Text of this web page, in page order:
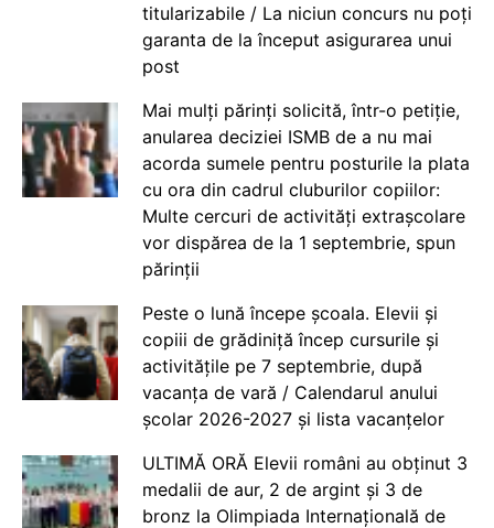
titularizabile / La niciun concurs nu poți
garanta de la început asigurarea unui
post
Mai mulți părinți solicită, într-o petiție,
anularea deciziei ISMB de a nu mai
acorda sumele pentru posturile la plata
cu ora din cadrul cluburilor copiilor:
Multe cercuri de activități extrașcolare
vor dispărea de la 1 septembrie, spun
părinții
Peste o lună începe școala. Elevii și
copiii de grădiniță încep cursurile și
activitățile pe 7 septembrie, după
vacanța de vară / Calendarul anului
școlar 2026-2027 și lista vacanțelor
ULTIMĂ ORĂ Elevii români au obținut 3
medalii de aur, 2 de argint și 3 de
bronz la Olimpiada Internațională de